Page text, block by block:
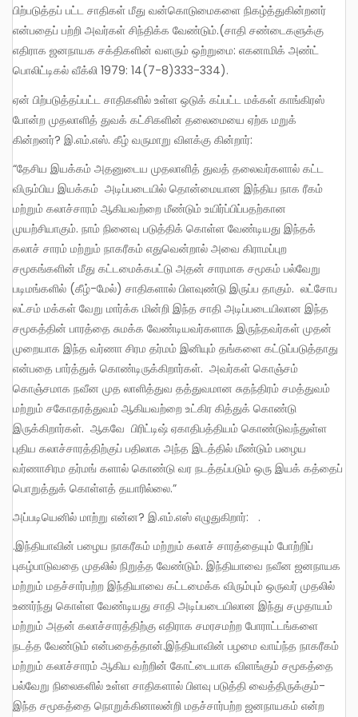
பிற்படுத்தப் பட்ட சாதிகள் மீது வன்கொடுமைகளை நிகழ்த்துகின்றனர்
என்பதைப் பற்றி அவர்கள் சிந்திக்க வேண்டும்.(சாதி சண்டைகளுக்கு
எதிராக ஜனநாயக சக்திகளின் வளரும் ஒற்றுமை: எகனாமிக் அண்ட்
பொலிட்டிகல் வீக்லி 1979: 14(7-8)333-334).
ஏன் பிற்படுத்தப்பட்ட சாதிகளில் உள்ள ஒடுக் கப்பட்ட மக்கள் காங்கிரஸ்
போன்ற முதலாளித் துவக் கட்சிகளின் தலைமையை ஏற்க மறுக்
கின்றனர்? இ.எம்.எஸ். கீழ் வருமாறு விளக்கு கின்றார்:
“தேசிய இயக்கம் அதனுடைய முதலாளித் துவத் தலைவர்களால் கட்ட
விரும்பிய இயக்கம் அடிப்படையில் தொன்மையான இந்திய நாக ரீகம்
மற்றும் கலாச்சாரம் ஆகியவற்றை மீண்டும் உயிர்ப்பிப்பதற்கான
முயற்சியாகும். நாம் நினைவு படுத்திக் கொள்ள வேண்டியது இந்தக்
கலாச் சாரம் மற்றும் நாகரீகம் எதுவென்றால் அவை கிராமப்புற
சமூகங்களின் மீது கட்டமைக்கபட்டு அதன் சாரமாக சமூகம் பல்வேறு
படிமங்களில் (கீழ்-மேல்) சாதிகளால் பிளவுண்டு இருப்ப தாகும். லட்சோப
லட்சம் மக்கள் வேறு மார்க்க மின்றி இந்த சாதி அடிப்படையிலான இந்த
சமூகத்தின் பாரத்தை சுமக்க வேண்டியவர்களாக இருந்தவர்கள் முதன்
முறையாக இந்த வர்ணா சிரம தர்மம் இனியும் தங்களை கட்டுப்படுத்தாது
என்பதை பார்த்துக் கொண்டிருக்கிறார்கள். அவர்கள் கொஞ்சம்
கொஞ்சமாக நவீன முத லாளித்துவ தத்துவமான சுதந்திரம் சமத்துவம்
மற்றும் சகோதரத்துவம் ஆகியவற்றை உட்கிர கித்துக் கொண்டு
இருக்கிறார்கள். ஆகவே பிரிட்டிஷ் ஏகாதிபத்தியம் கொண்டுவந்துள்ள
புதிய கலாச்சாரத்திற்குப் பதிலாக அந்த இடத்தில் மீண்டும் பழைய
வர்ணாசிரம தர்மங் களால் கொண்டு வர நடத்தப்படும் ஒரு இயக் கத்தைப்
பொறுத்துக் கொள்ளத் தயாரில்லை.”
அப்படியெனில் மாற்று என்ன? இ.எம்.எஸ் எழுதுகிறார்: .
.இந்தியாவின் பழைய நாகரீகம் மற்றும் கலாச் சாரத்தையும் போற்றிப்
புகழ்பாடுவதை முதலில் நிறுத்த வேண்டும். இந்தியாவை நவீன ஜனநாயக
மற்றும் மதச்சார்பற்ற இந்தியாவை கட்டமைக்க விரும்பும் ஒருவர் முதலில்
உணர்ந்து கொள்ள வேண்டியது சாதி அடிப்படையிலான இந்து சமுதாயம்
மற்றும் அதன் கலாச்சாரத்திற்கு எதிராக சமரசமற்ற போராட்டங்களை
நடத்த வேண்டும் என்பதைத்தான்.இந்தியாவின் பழமை வாய்ந்த நாகரீகம்
மற்றும் கலாச்சாரம் ஆகிய வற்றின் கோட்டையாக விளங்கும் சமூகத்தை
பல்வேறு நிலைகளில் உள்ள சாதிகளால் பிளவு படுத்தி வைத்திருக்கும்-
இந்த சமூகத்தை நொறுக்கினாலன்றி மதச்சார்பற்ற ஜனநாயகம் என்ற